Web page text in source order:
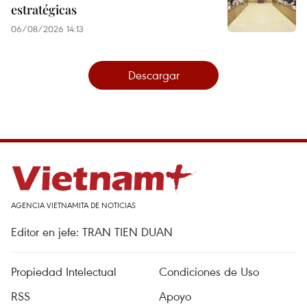
estratégicas
06/08/2026 14:13
Descargar
AGENCIA VIETNAMITA DE NOTICIAS
Editor en jefe: TRAN TIEN DUAN
Propiedad Intelectual
Condiciones de Uso
RSS
Apoyo